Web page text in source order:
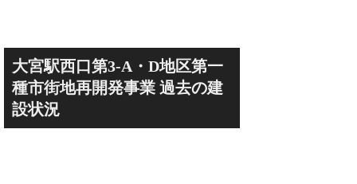
大宮駅西口第3-A・D地区第一
種市街地再開発事業 過去の建
設状況